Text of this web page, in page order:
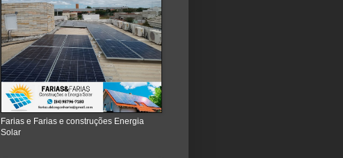
Farias e Farias e construções Energia
Solar